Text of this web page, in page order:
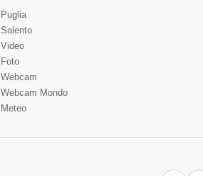
Puglia
Salento
Video
Foto
Webcam
Webcam Mondo
Meteo